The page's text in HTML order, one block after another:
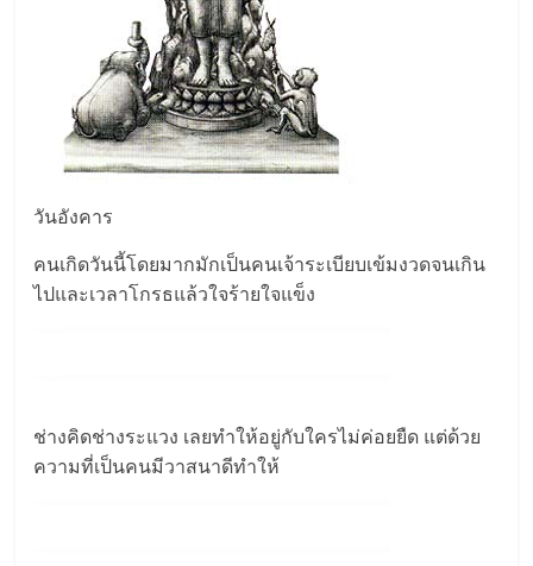
วันอังคาร
คนเกิดวันนี้โดยมากมักเป็นคนเจ้าระเบียบเข้มงวดจนเกิน
ไปและเวลาโกรธแล้วใจร้ายใจแข็ง
ช่างคิดช่างระแวง เลยทำให้อยู่กับใครไม่ค่อยยืด แต่ด้วย
ความที่เป็นคนมีวาสนาดีทำให้